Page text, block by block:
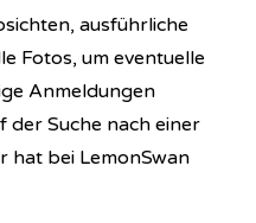
ausführliche
Fotos, um eventuelle
Anmeldungen
der Suche nach einer
hat bei LemonSwan